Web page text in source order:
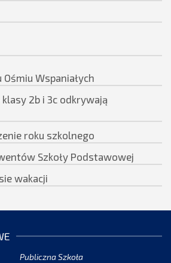
Wspaniałych
2b i 3c odkrywają
roku szkolnego
Szkoły Podstawowej
wakacji
Publiczna Szkoła